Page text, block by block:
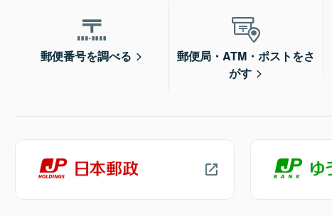
郵便番号を調べる
郵便局・ATM・ポストをさ
がす